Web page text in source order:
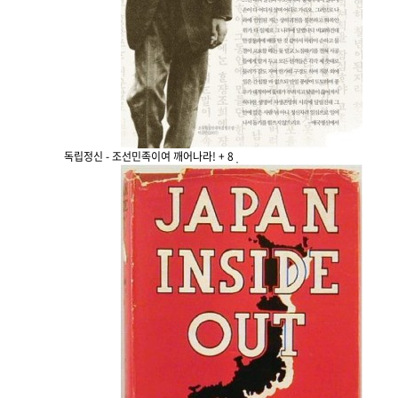
독립정신 - 조선민족이여 깨어나라! + 8